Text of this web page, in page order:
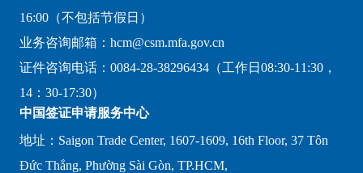
16:00（不包括节假日）
业务咨询邮箱：hcm@csm.mfa.gov.cn
证件咨询电话：0084-28-38296434（工作日08:30-11:30，
14：30-17:30）
中国签证申请服务中心
地址：Saigon Trade Center, 1607-1609, 16th Floor, 37 Tôn
Đức Thắng, Phường Sài Gòn, TP.HCM,